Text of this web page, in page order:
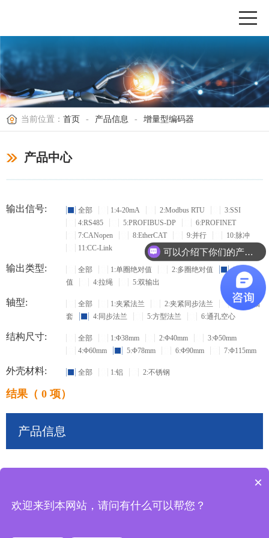
当前位置： 首页 - 产品信息 - 增量型编码器
产品中心
输出信号: 全部 1:4-20mA 2:Modbus RTU
3:SSI
4:RS485
5:PROFIBUS-DP
6:PROFINET
7:CANopen
8:EtherCAT 9:并行
10:脉冲
11:CC-Link
输出类型: 全部 1:单圈绝对值 2:多圈绝对值
3:增量
值
4:拉绳 5:双输出
轴型: 全部 1:夹紧法兰 2:夹紧同步法兰
3:盲孔轴
套
4:同步法兰 5:方型法兰 6:通孔空心
结构尺寸: 全部 1:Φ38mm 2:Φ40mm
3:Φ50mm
4:Φ60mm
5:Φ78mm 6:Φ90mm 7:Φ115mm
外壳材料: 全部 1:铝 2:不锈钢
结果（ 0 项）
产品信息
可以介绍下你们的产品么？
×
欢迎来到本网站，请问有什么可以帮您？